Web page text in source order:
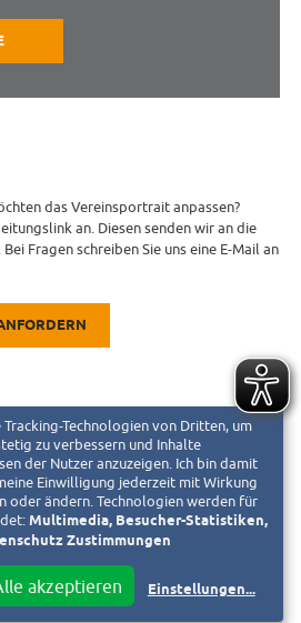
das Vereinsportrait anpassen?
an. Diesen senden wir an die
Fragen schreiben Sie uns eine E-Mail an
Technologien von Dritten, um
zu verbessern und Inhalte
der Nutzer anzuzeigen. Ich bin damit
Einwilligung jederzeit mit Wirkung
oder ändern. Technologien werden für
Multimedia, Besucher-Statistiken,
Zustimmungen
akzeptieren Einstellungen...